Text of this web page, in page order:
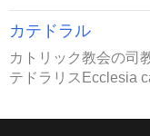
カテドラル
カトリック教会の司
テドラリスEcclesia